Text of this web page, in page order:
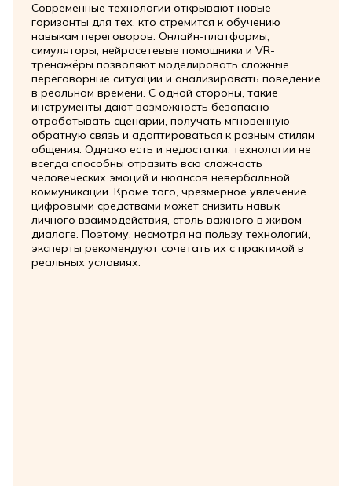
Современные технологии открывают новые
горизонты для тех, кто стремится к обучению
навыкам переговоров. Онлайн-платформы,
симуляторы, нейросетевые помощники и VR-
тренажёры позволяют моделировать сложные
переговорные ситуации и анализировать поведение
в реальном времени. С одной стороны, такие
инструменты дают возможность безопасно
отрабатывать сценарии, получать мгновенную
обратную связь и адаптироваться к разным стилям
общения. Однако есть и недостатки: технологии не
всегда способны отразить всю сложность
человеческих эмоций и нюансов невербальной
коммуникации. Кроме того, чрезмерное увлечение
цифровыми средствами может снизить навык
личного взаимодействия, столь важного в живом
диалоге. Поэтому, несмотря на пользу технологий,
эксперты рекомендуют сочетать их с практикой в
реальных условиях.